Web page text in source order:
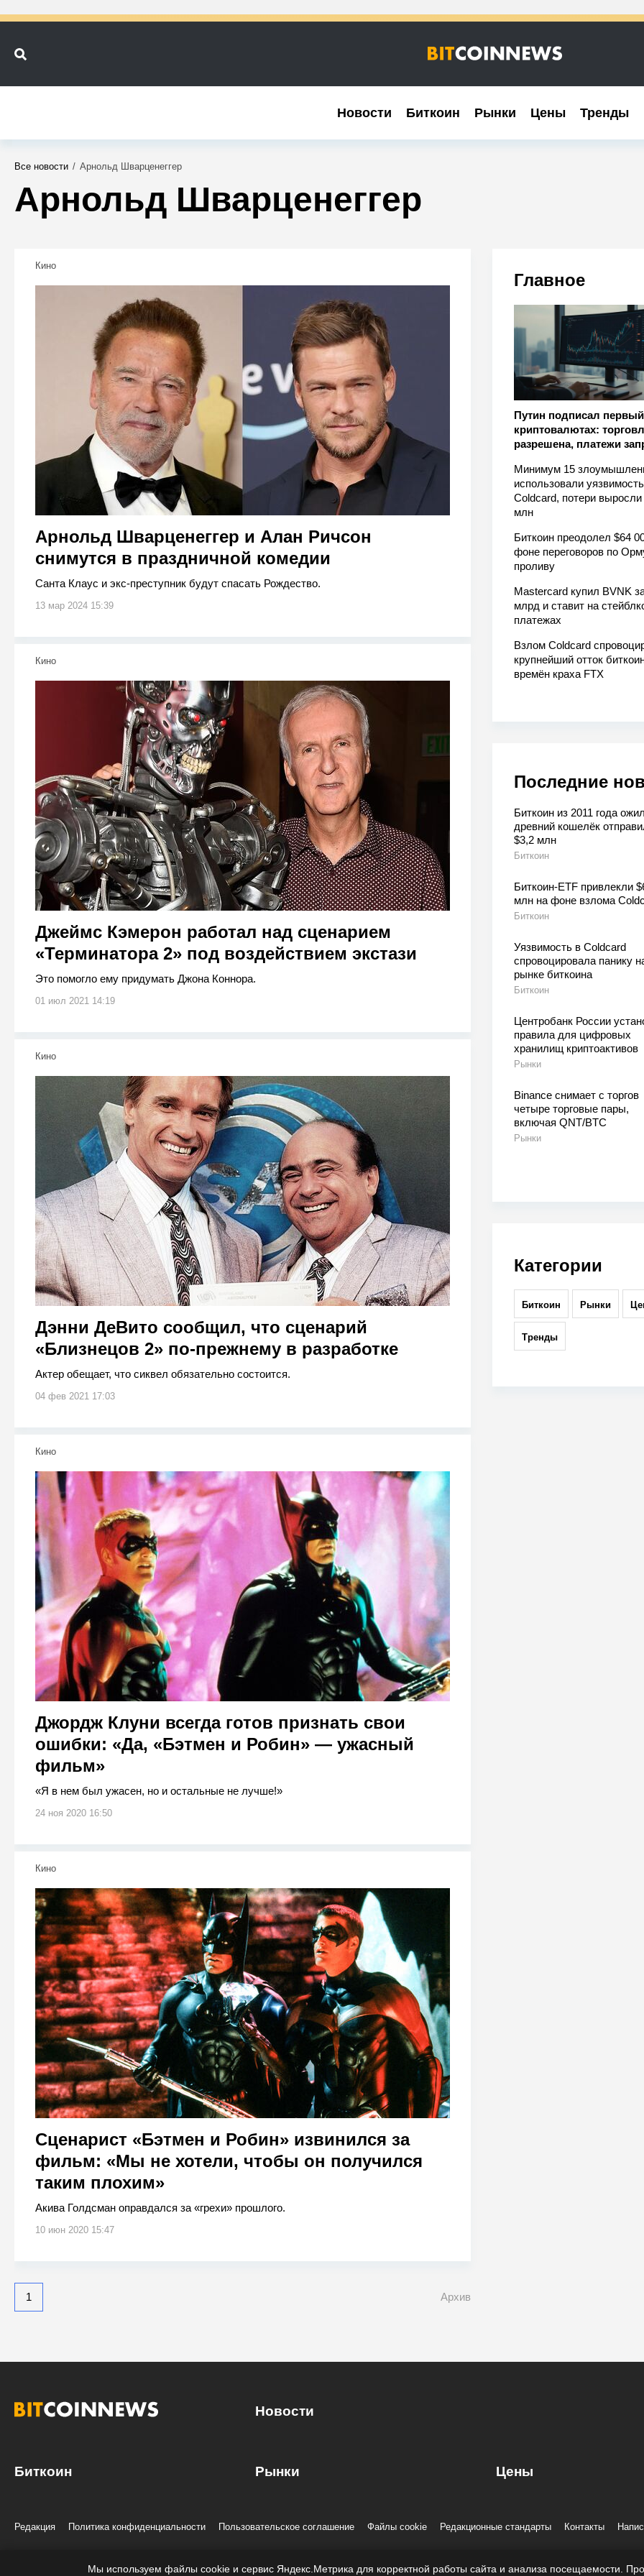
Новости Биткоин Рынки Цены Тренды
Новости Биткоин Рынки Цены Тренды
Все новости / Арнольд Шварценеггер
Арнольд Шварценеггер
Кино
Арнольд Шварценеггер и Алан Ричсон
снимутся в праздничной комедии
Санта Клаус и экс-преступник будут спасать Рождество.
13 мар 2024 15:39
Кино
Джеймс Кэмерон работал над сценарием
«Терминатора 2» под воздействием экстази
Это помогло ему придумать Джона Коннора.
01 июл 2021 14:19
Кино
Дэнни ДеВито сообщил, что сценарий
«Близнецов 2» по-прежнему в разработке
Актер обещает, что сиквел обязательно состоится.
04 фев 2021 17:03
Кино
Джордж Клуни всегда готов признать свои
ошибки: «Да, «Бэтмен и Робин» — ужасный
фильм»
«Я в нем был ужасен, но и остальные не лучше!»
24 ноя 2020 16:50
Кино
Сценарист «Бэтмен и Робин» извинился за
фильм: «Мы не хотели, чтобы он получился
таким плохим»
Акива Голдсман оправдался за «грехи» прошлого.
10 июн 2020 15:47
Главное
Путин подписал первый
криптовалютах:
разрешена, платежи
Минимум 15
использовали уязвимость
Coldcard, потери
млн
Биткоин преодолел $64
фоне переговоров по
проливу
Mastercard купил BVNK
млрд и ставит на
платежах
Взлом Coldcard
крупнейший отток
времён краха FTX
Последние
Биткоин из 2011 года
древний кошелёк
$3,2 млн
Биткоин
Биткоин-ETF привлекли
млн на фоне взлома
Биткоин
Уязвимость в Coldcard
спровоцировала панику
рынке биткоина
Биткоин
Центробанк России
правила для цифровых
хранилищ криптоактивов
Рынки
Binance снимает с торгов
четыре торговые пары,
включая QNT/BTC
Рынки
Категории
Биткоин Рынки
Тренды
1 Архив
Новости
Биткоин Рынки Цены
Редакция Политика конфиденциальности Пользовательское соглашение Файлы cookie Редакционные стандарты Контакты
Учредитель и редакция: ООО «Трафик», ИНН 7813175200, ОГРН 1027806866724, 197022, г. Санкт-Петербург, ул. Льва Толстого, д. 1–3,
Мы используем файлы cookie и сервис Яндекс.Метрика для корректной работы сайта и анализа посещаемости.